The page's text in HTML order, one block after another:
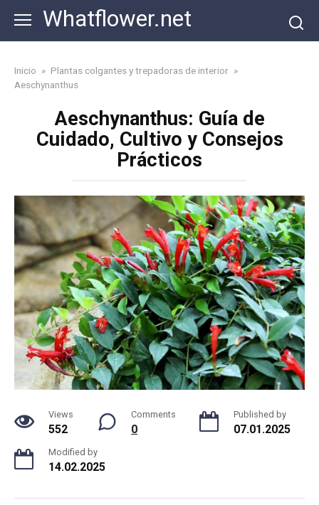
content
Whatflower.net
Inicio » Plantas colgantes y trepadoras de interior »
Aeschynanthus
Aeschynanthus: Guía de
Cuidado, Cultivo y Consejos
Prácticos
Views
552
Comments
0
Published by
07.01.2025
Modified by
14.02.2025